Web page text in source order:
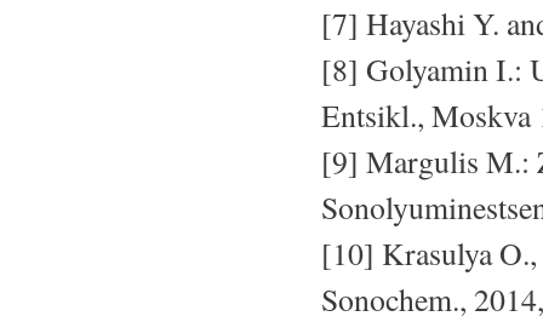
[7] Hayashi Y.
[8] Golyamin I.:
Entsikl., Moskva
[9] Margulis M.:
[10] Krasulya O.,
Sonochem.,